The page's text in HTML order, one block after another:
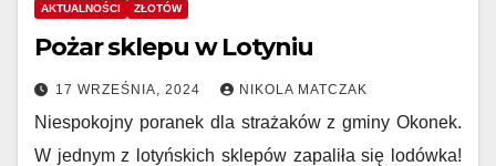
AKTUALNOŚCI ZŁOTÓW
Pożar sklepu w Lotyniu
17 WRZEŚNIA, 2024 NIKOLA MATCZAK
Niespokojny poranek dla strażaków z gminy Okonek.
W jednym z lotyńskich sklepów zapaliła się lodówka!